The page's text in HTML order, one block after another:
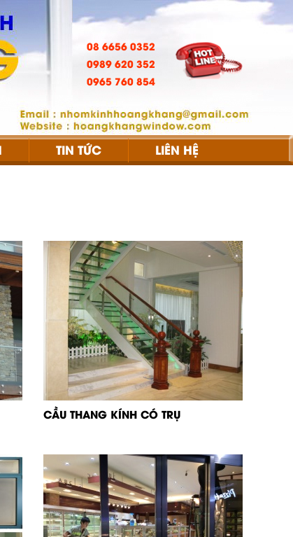
08 6656 0352
0989 620 352
0965 760 854
TIN TỨC LIÊN HỆ
CẦU THANG KÍNH CÓ TRỤ